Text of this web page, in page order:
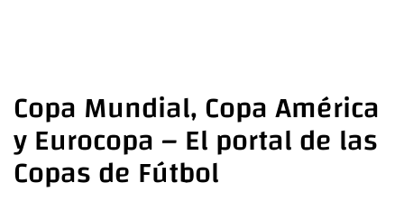
Copa Mundial, Copa América
y Eurocopa – El portal de las
Copas de Fútbol